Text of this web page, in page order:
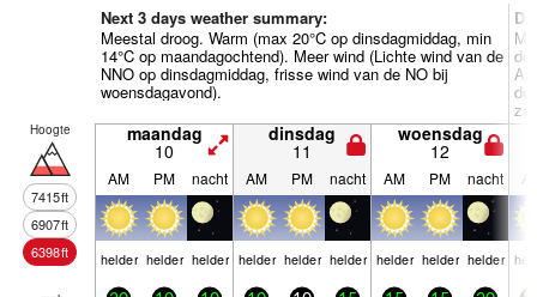
Next 3 days weather summary:
Meestal droog. Warm (max 20°C op dinsdagmiddag, min
14°C op maandagochtend). Meer wind (Lichte wind van de
NNO op dinsdagmiddag, frisse wind van de NO bij
woensdagavond).
Hoogte
7415ft
6907ft
6398ft
maandag
10
dinsdag
11
woensdag
12
AM PM nacht AM PM nacht AM PM nacht
helder helder helder helder helder helder helder helder helder